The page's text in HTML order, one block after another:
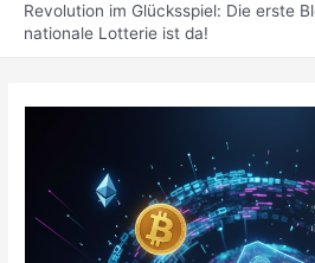
Revolution im Glücksspiel: Die erste
nationale Lotterie ist da!